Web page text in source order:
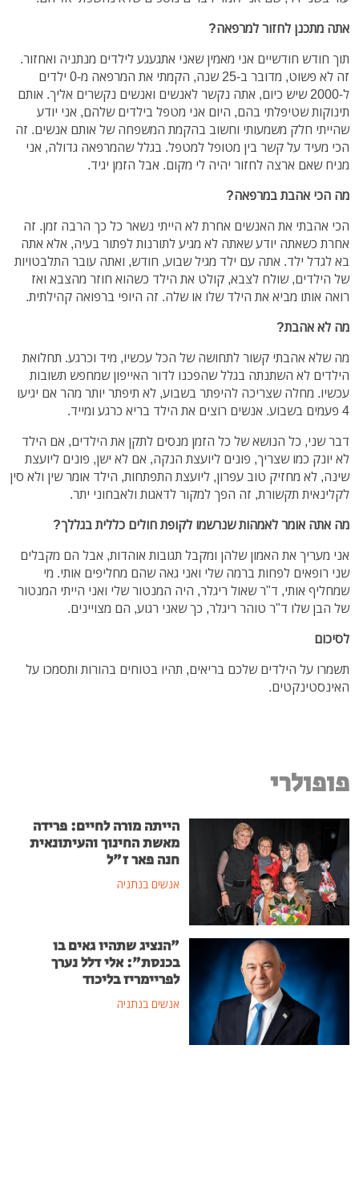
אתה מתכנן לחזור למרפאה?
תוך חודש חודשיים אני מאמין שאני אתגעגע לילדים מנתניה ואחזור.
זה לא פשוט, מדובר ב-25 שנה, הקמתי את המרפאה מ-0 ילדים
ל-2000 שיש כיום, אתה נקשר לאנשים ואנשים נקשרים אליך. אותם
תינוקות שטיפלתי בהם, היום אני מטפל בילדים שלהם, אני יודע
שהייתי חלק משמעותי וחשוב בהקמת המשפחה של אותם אנשים. זה
הכי מעיד על קשר בין מטופל למטפל. בגלל שהמרפאה גדולה, אני
מניח שאם ארצה לחזור יהיה לי מקום. אבל הזמן יגיד.
מה הכי אהבת במרפאה?
הכי אהבתי את האנשים אחרת לא הייתי נשאר כל כך הרבה זמן. זה
אחרת כשאתה יודע שאתה לא מגיע לתורנות לפתור בעיה, אלא אתה
בא לגדל ילד. אתה עם ילד מגיל שבוע, חודש, ואתה עובר התלבטויות
של הילדים, שולח לצבא, קולט את הילד כשהוא חוזר מהצבא ואז
רואה אותו מביא את הילד שלו או שלה. זה היופי ברפואה קהילתית.
מה לא אהבת?
מה שלא אהבתי קשור לתחושה של הכל עכשיו, מיד וכרגע. תחלואת
הילדים לא השתנתה בגלל שהפכנו לדור האייפון שמחפש תשובות
עכשיו. מחלה שצריכה להיפתר בשבוע, לא תיפתר יותר מהר אם יגיעו
4 פעמים בשבוע. אנשים רוצים את הילד בריא כרגע ומייד.
דבר שני, כל הנושא של כל הזמן מנסים לתקן את הילדים, אם הילד
לא יונק כמו שצריך, פונים ליועצת הנקה, אם לא ישן, פונים ליועצת
שינה, לא מחזיק טוב עפרון, ליועצת התפתחות, הילד אומר שין ולא סין
לקלינאית תקשורת, זה הפך למקור לדאגות ולאבחוני יתר.
מה אתה אומר לאמהות שנרשמו לקופת חולים כללית בגללך?
אני מעריך את האמון שלהן ומקבל תגובות אוהדות, אבל הם מקבלים
שני רופאים לפחות ברמה שלי ואני גאה שהם מחליפים אותי. מי
שמחליף אותי, ד"ר שאול ריגלר, היה המנטור שלי ואני הייתי המנטור
של הבן שלו ד"ר טוהר ריגלר, כך שאני רגוע, הם מצויינים.
לסיכום
תשמרו על הילדים שלכם בריאים, תהיו בטוחים בהורות ותסמכו על
האינסטינקטים.
פופולרי
הייתה מורה לחיים: פרידה
מאשת החינוך והעיתונאית
חנה פאר ז"ל
אנשים בנתניה
"הנציג שתהיו גאים בו
בכנסת": אלי דלל נערך
לפריימריז בליכוד
אנשים בנתניה